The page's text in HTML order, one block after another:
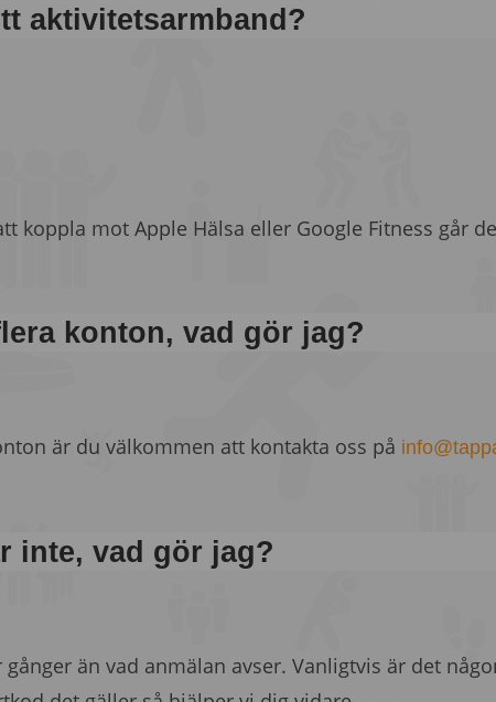
aktivitetsarmband?
koppla mot Apple Hälsa eller Google Fitness går
konton, vad gör jag?
är du välkommen att kontakta oss på
inte, vad gör jag?
än vad anmälan avser. Vanligtvis är det